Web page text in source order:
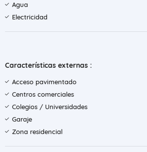
Agua
Electricidad
Características externas :
Acceso pavimentado
Centros comerciales
Colegios / Universidades
Garaje
Zona residencial